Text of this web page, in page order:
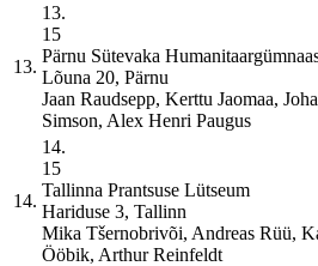
13.
13.
15
Pärnu Sütevaka
Lõuna 20, Pärnu
Jaan Raudsepp, Kerttu Jaomaa,
Simson, Alex Henri Paugus
14.
14.
15
Tallinna Prantsuse Lütseum
Hariduse 3, Tallinn
Mika Tšernobrivõi, Andreas Rüü,
Ööbik, Arthur Reinfeldt